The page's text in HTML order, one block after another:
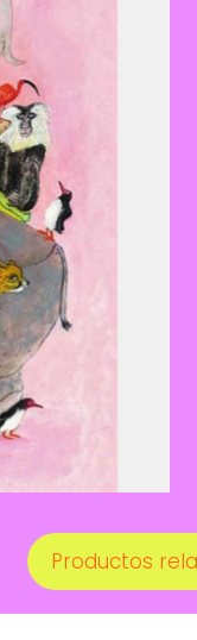
Productos